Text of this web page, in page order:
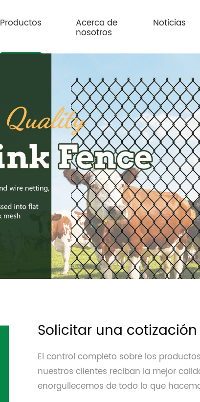
Productos Acerca de
nosotros
Noticias
Solicitar una cotización
El control completo sobre los
nuestros clientes reciban la mejor
enorgullecemos de todo lo que